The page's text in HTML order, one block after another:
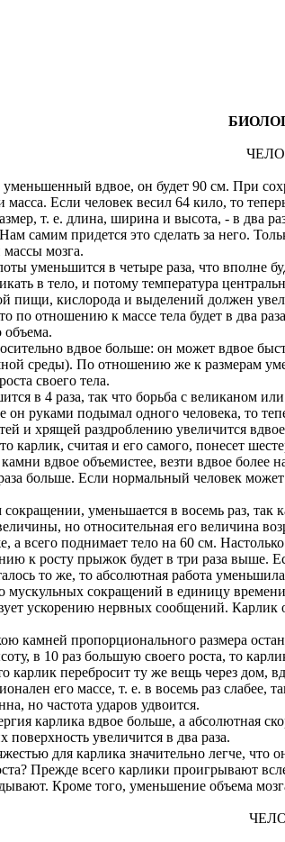
вдвое, он будет 90 см. При
масса. Если человек весил 64 кило, то
т. е. длина, ширина и высота, - в два
самим придется это сделать за него.
мозга.
уменьшится в четыре раза, что вполне
в тело, и потому температура
пищи, кислорода и выделений должен
по отношению к массе тела будет в два
объема.
вдвое больше: он может вдвое
среды). По отношению же к размерам
своего тела.
в 4 раза, так что борьба с великаном
он руками подымал одного человека, то
и хрящей раздроблению увеличится
карлик, считая и его самого, понесет
вдвое объемистее, везти вдвое
больше. Если нормальный человек
уменьшается в восемь раз,
но относительная его величина
а всего поднимает тело на 60 см.
к росту прыжок будет в три раза выше.
то же, то абсолютная работа
мускульных сокращений в единицу
ускорению нервных сообщений.
камней пропорционального размера
в 10 раз большую своего роста, то
карлик перебросит ту же вещь через дом,
его массе, т. е. в восемь раз слабее,
но частота ударов удвоится.
карлика вдвое больше, а абсолютная
поверхность увеличится в два раза.
для карлика значительно легче,
Прежде всего карлики проигрывают
Кроме того, уменьшение объема